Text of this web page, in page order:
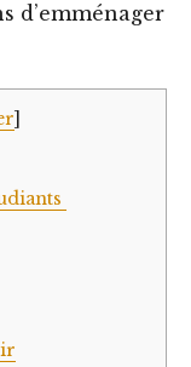
d’emménager